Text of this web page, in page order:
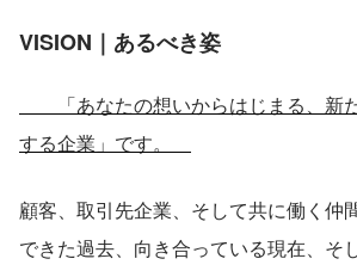
VISION｜あるべき姿
「あなたの想いからはじまる、新
する企業」です。
顧客、取引先企業、そして共に働く仲
できた過去、向き合っている現在、そ